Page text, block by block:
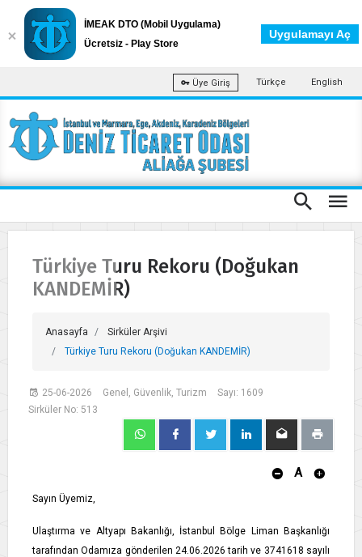
Üye Giriş Türkçe English
Türkiye Turu Rekoru (Doğukan
KANDEMİR)
Anasayfa
Sirküler Arşivi
Türkiye Turu Rekoru (Doğukan KANDEMİR)
25-06-2026 Genel, Güvenlik, Turizm
Sayı: 1609
Sirküler No: 513
A
Sayın Üyemiz,
Ulaştırma ve Altyapı Bakanlığı, İstanbul Bölge Liman Başkanlığı
tarafından Odamıza gönderilen 24.06.2026 tarih ve 3741618 sayılı
İMEAK DTO (Mobil Uygulama)
Ücretsiz - Play Store
Uygulamayı Aç